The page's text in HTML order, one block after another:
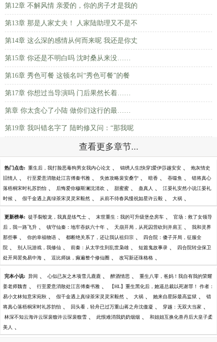
第12章 不解风情 亲爱的，你的房子才是我的
第13章 那是人家丈夫！ 人家陆助理又不是不
第14章 这么深的感情从何而来呢 我还是你丈
第15章 你还是不明白吗 沈时桑从来没……
第16章 秀色可餐 这顿名叫“秀色可餐”的餐
第17章 你想过当导演吗 门后果然长着……
第章 你太贪心了小陆 做你们这行的最……
第19章 我叫错名字了 陆昀修又问：“那我呢
查看更多章节...
热门点击: 重生后，我打脸恶毒狗男女我内心论文 、 锦绣人生[快穿]爱伊莎越安安 、 炮灰情史
旧情人 、 行至爱意消散处江言傅秦书雅 、 失效攻略裴安桑宁 、 暗香 、 吞噬鱼 、 错将真心
落梧桐宋时礼苏韵怡 、 后悔爱你穆斯澜沈清欢 、 甜蜜蜜 、 蛊真人 、 江晏礼安然小说江晏礼
时候 、 假千金遇上真绿茶宋灵灵宋毅然 、 从前不待春风慢祝如星许云毅 、 大祸 、
更新榜单: 徒手裂蛟龙，我真是练气士 、 末世重生：我的可升级堡垒房车 、 官场：救了女领导
后，我一路飞升 、 镇守仙秦：地牢吞妖六十年 、 天崩开局，从死囚营砍到并肩王 、 我和灵界
那些事 、 你的幸福物语 、 都断绝关系了，还让我认祖归宗 、 四合院：傻子开局，征服全
院 、 别人玩游戏，我修仙 、 前秦：从太学生到乱世枭雄 、 短篇鬼故事录 、 四合院转业保卫
处开局罢免易中海 、 逗比师妹，癫遍整个修仙圈 、 改写新还珠格格 、
完本小说: 异间 、 心似已灰之木项雪儿鹿鹿 、 醉酒情思 、 重生八零，爸妈！我自有我的荣耀
姜老师魏杳 、 行至爱意消散处江言傅秦书雅 、 【HL】重生黑化后，她逼总裁以死谢罪！ 作者：
易小文林知意宋宛秋 、 假千金遇上真绿茶宋灵灵宋毅然 、 大祸 、 她来自星际最高监狱 、 错
将真心落梧桐宋时礼苏韵怡 、 回头看，轻舟已过万重山蒋之舟沈傲凝 、 穿越：无双大当家 、
林深不知云海许云琛裴馥许云琛裴馥雪 、 此恨难消我奶奶烟烟 、 和姐姐互换化兽丹后大皇子柔
美人 、